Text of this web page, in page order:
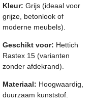
Kleur: Grijs (ideaal voor
grijze, betonlook of
moderne meubels).
Geschikt voor: Hettich
Rastex 15 (varianten
zonder afdekrand).
Materiaal: Hoogwaardig,
duurzaam kunststof.